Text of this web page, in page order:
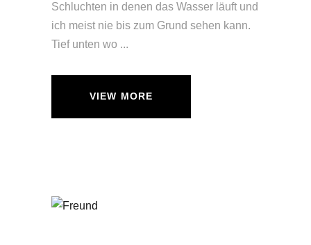
Schluchten in denen das Wasser läuft und
ich meist nie bis zum Grund sehen kann.
Tief unten wo
VIEW MORE